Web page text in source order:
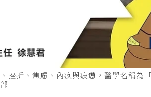
挫折、焦慮、內疚與疲憊，醫學名稱為